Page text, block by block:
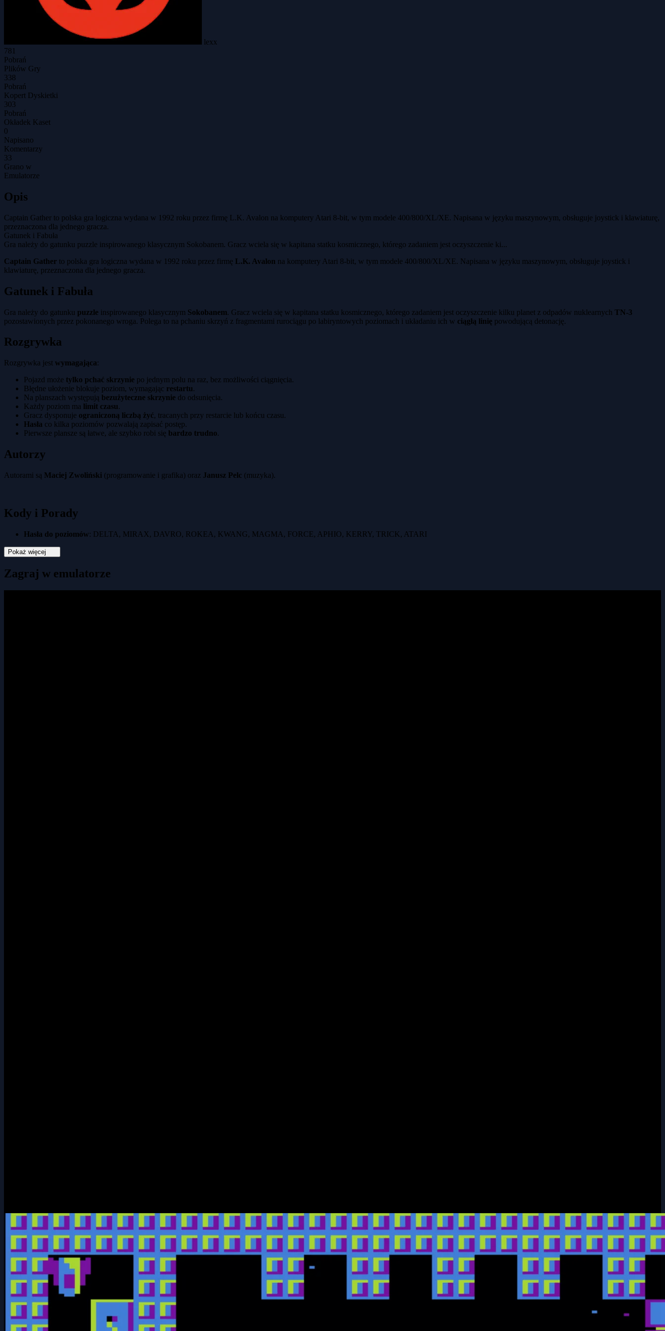
lexx
781
Pobrań
Plików Gry
338
Pobrań
Kopert Dyskietki
303
Pobrań
Okładek Kaset
0
Napisano
Komentarzy
33
Grano w
Emulatorze
Opis
Captain Gather to polska gra logiczna wydana w 1992 roku przez firmę L.K. Avalon na komputery Atari 8-bit, w tym modele 400/800/XL/XE. Napisana w języku maszynowym, obsługuje joystick i klawiaturę,
przeznaczona dla jednego gracza.
Gatunek i Fabuła
Gra należy do gatunku puzzle inspirowanego klasycznym Sokobanem. Gracz wciela się w kapitana statku kosmicznego, którego zadaniem jest oczyszczenie ki...
Captain Gather to polska gra logiczna wydana w 1992 roku przez firmę L.K. Avalon na komputery Atari 8-bit, w tym modele 400/800/XL/XE. Napisana w języku maszynowym, obsługuje joystick i
klawiaturę, przeznaczona dla jednego gracza.
Gatunek i Fabuła
Gra należy do gatunku puzzle inspirowanego klasycznym Sokobanem. Gracz wciela się w kapitana statku kosmicznego, którego zadaniem jest oczyszczenie kilku planet z odpadów nuklearnych TN-3
pozostawionych przez pokonanego wroga. Polega to na pchaniu skrzyń z fragmentami rurociągu po labiryntowych poziomach i układaniu ich w ciągłą linię powodującą detonację.
Rozgrywka
Rozgrywka jest wymagająca:
Pojazd może tylko pchać skrzynie po jednym polu na raz, bez możliwości ciągnięcia.
Błędne ułożenie blokuje poziom, wymagając restartu.
Na planszach występują bezużyteczne skrzynie do odsunięcia.
Każdy poziom ma limit czasu.
Gracz dysponuje ograniczoną liczbą żyć, tracanych przy restarcie lub końcu czasu.
Hasła co kilka poziomów pozwalają zapisać postęp.
Pierwsze plansze są łatwe, ale szybko robi się bardzo trudno.
Autorzy
Autorami są Maciej Zwoliński (programowanie i grafika) oraz Janusz Pelc (muzyka).
Kody i Porady
Hasła do poziomów: DELTA, MIRAX, DAVRO, ROKEA, KWANG, MAGMA, FORCE, APHIO, KERRY, TRICK, ATARI
Pokaż więcej
Zagraj w emulatorze